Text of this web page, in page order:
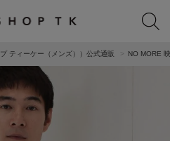
ティーケー（メンズ））公式通販 NO MORE